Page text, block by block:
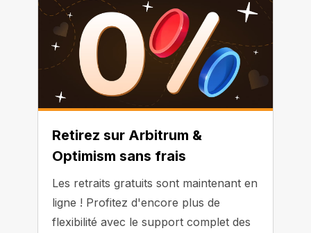
Retirez sur Arbitrum &
Optimism sans frais
Les retraits gratuits sont maintenant en
ligne ! Profitez d'encore plus de
flexibilité avec le support complet des